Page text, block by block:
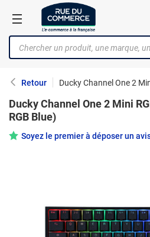
Retour
Ducky Channel One 2 Mini
RGB Blue)
Soyez le premier à déposer un